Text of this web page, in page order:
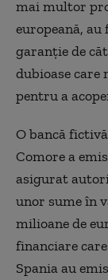
mai multor
europeană,
garanţie de
dubioase care
pentru a
O bancă
Comore a
asigurat
unor sume în
milioane de
financiare
Spania au